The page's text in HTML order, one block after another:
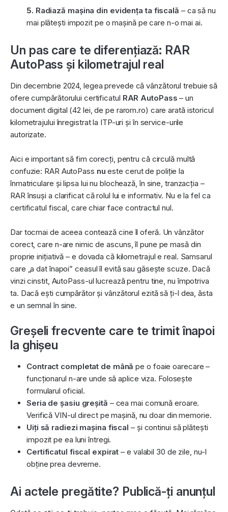
Radiază mașina din evidența ta fiscală – ca să nu
mai plătești impozit pe o mașină pe care n-o mai ai.
Un pas care te diferențiază: RAR
AutoPass și kilometrajul real
Din decembrie 2024, legea prevede că vânzătorul trebuie să
ofere cumpărătorului certificatul RAR AutoPass – un
document digital (42 lei, de pe rarom.ro) care arată istoricul
kilometrajului înregistrat la ITP-uri și în service-urile
autorizate.
Aici e important să fim corecți, pentru că circulă multă
confuzie: RAR AutoPass nu este cerut de poliție la
înmatriculare și lipsa lui nu blochează, în sine, tranzacția –
RAR însuși a clarificat că rolul lui e informativ. Nu e la fel ca
certificatul fiscal, care chiar face contractul nul.
Dar tocmai de aceea contează cine îl oferă. Un vânzător
corect, care n-are nimic de ascuns, îl pune pe masă din
proprie inițiativă – e dovada că kilometrajul e real. Samsarul
care „a dat înapoi” ceasul îl evită sau găsește scuze. Dacă
vinzi cinstit, AutoPass-ul lucrează pentru tine, nu împotriva
ta. Dacă ești cumpărător și vânzătorul ezită să ți-l dea, ăsta
e un semnal în sine.
Greșeli frecvente care te trimit înapoi
la ghișeu
Contract completat de mână pe o foaie oarecare –
funcționarul n-are unde să aplice viza. Folosește
formularul oficial.
Seria de șasiu greșită – cea mai comună eroare.
Verifică VIN-ul direct pe mașină, nu doar din memorie.
Uiți să radiezi mașina fiscal – și continui să plătești
impozit pe ea luni întregi.
Certificatul fiscal expirat – e valabil 30 de zile, nu-l
obține prea devreme.
Ai actele pregătite? Publică-ți anunțul